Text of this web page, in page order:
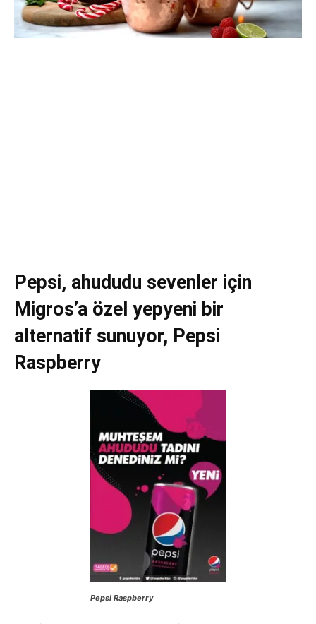
Pepsi, ahududu sevenler için
Migros’a özel yepyeni bir
alternatif sunuyor, Pepsi
Raspberry
Pepsi Raspberry